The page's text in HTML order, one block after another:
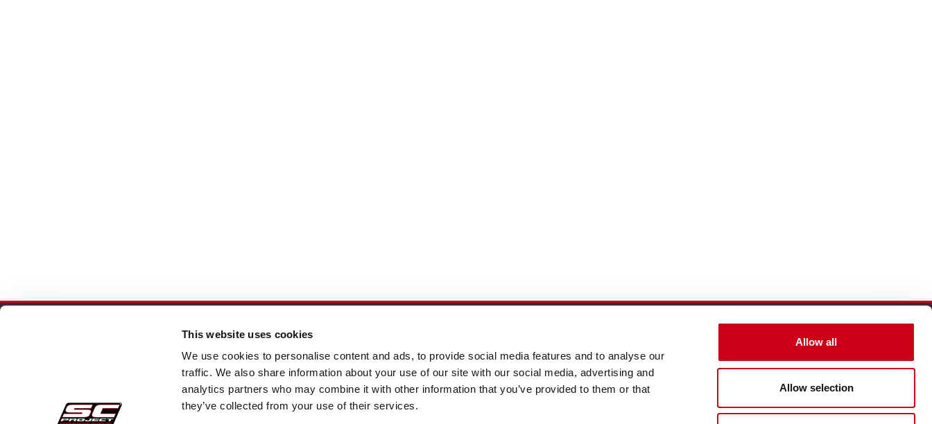
This website uses cookies
We use cookies to personalise content and ads, to provide social media features and to analyse our
traffic. We also share information about your use of our site with our social media, advertising and
analytics partners who may combine it with other information that you’ve provided to them or that
they’ve collected from your use of their services.
Allow all
Allow selection
Pedidos Seguros
Retractación
Atención al Cliente
Faq
Follow us